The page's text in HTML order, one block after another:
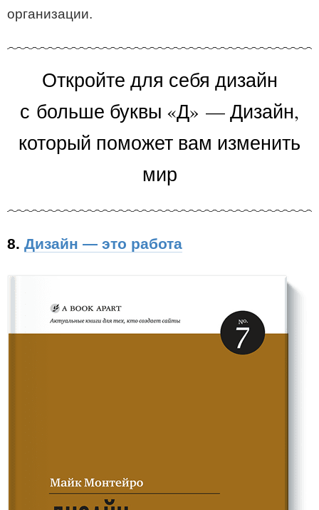
организации.
Откройте для себя дизайн
с больше буквы «Д» — Дизайн,
который поможет вам изменить
мир
8. Дизайн — это работа